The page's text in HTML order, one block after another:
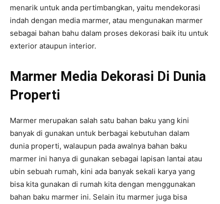
menarik untuk anda pertimbangkan, yaitu mendekorasi
indah dengan media marmer, atau mengunakan marmer
sebagai bahan bahu dalam proses dekorasi baik itu untuk
exterior ataupun interior.
Marmer Media Dekorasi Di Dunia
Properti
Marmer merupakan salah satu bahan baku yang kini
banyak di gunakan untuk berbagai kebutuhan dalam
dunia properti, walaupun pada awalnya bahan baku
marmer ini hanya di gunakan sebagai lapisan lantai atau
ubin sebuah rumah, kini ada banyak sekali karya yang
bisa kita gunakan di rumah kita dengan menggunakan
bahan baku marmer ini. Selain itu marmer juga bisa